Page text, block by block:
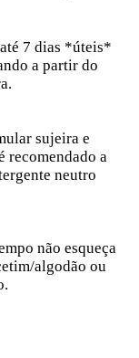
7 dias *úteis*
a partir do
sujeira e
recomendado a
neutro
não esqueça
algodão ou